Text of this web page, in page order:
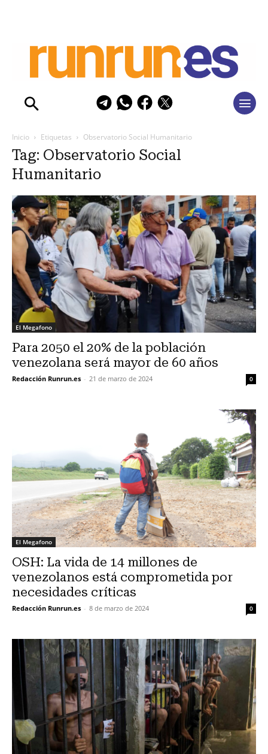
Inicio Etiquetas Observatorio Social Humanitario
Tag: Observatorio Social
Humanitario
El Megafono
Para 2050 el 20% de la población
venezolana será mayor de 60 años
Redacción Runrun.es - 21 de marzo de 2024 0
El Megafono
OSH: La vida de 14 millones de
venezolanos está comprometida por
necesidades críticas
Redacción Runrun.es - 8 de marzo de 2024 0